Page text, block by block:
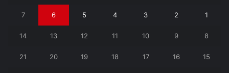
1
2
3
4
5
6
7
8
9
10
11
12
13
14
15
16
17
18
19
20
21